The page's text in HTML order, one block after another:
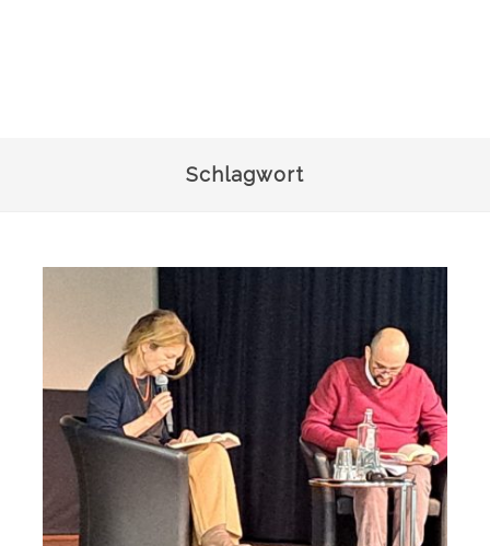
Schlagwort